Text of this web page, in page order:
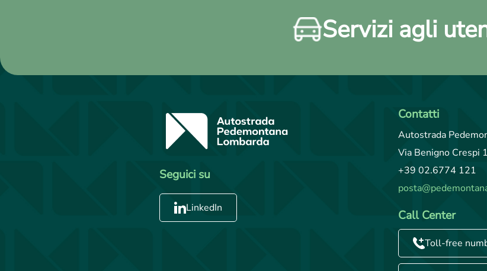
Servizi agli
Seguici su
LinkedIn
Contatti
Autostrada
Via Benigno Crespi
+39 02.6774 121
Call Center
Toll-free